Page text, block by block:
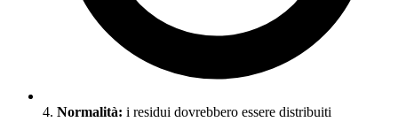
4. Normalità: i residui dovrebbero essere distribuiti